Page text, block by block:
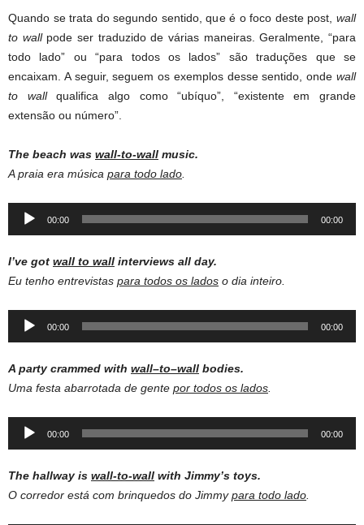
Quando se trata do segundo sentido, que é o foco deste post, wall
to wall pode ser traduzido de várias maneiras. Geralmente, “para
todo lado” ou “para todos os lados” são traduções que se
encaixam. A seguir, seguem os exemplos desse sentido, onde wall
to wallqualifica algo como “ubíquo”, “existente em grande
extensão ou número”.
The beach was wall-to-wall music.
A praia era música para todo lado
Audio
00:00 00:00
I’ve got wall to wall interviews all day.
Eu tenho entrevistas para todos os lados o dia inteiro.
Audio
00:00 00:00
A party crammed with wall–to–wall bodies.
Uma festa abarrotada de gente por todos os lados
Audio
00:00 00:00
The hallway is wall-to-wall with Jimmy’s toys.
O corredor está com brinquedos do Jimmypara todo lado